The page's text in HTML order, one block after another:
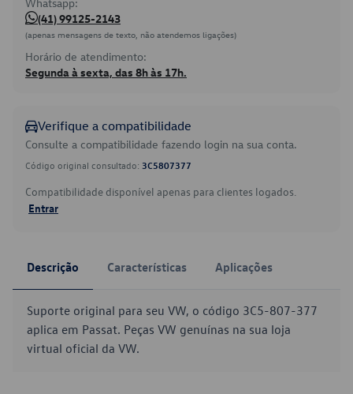
(41) 99125-2143
(apenas mensagens de texto, não atendemos ligações)
Horário de atendimento:
Segunda à sexta, das 8h às 17h.
Verifique a compatibilidade
Consulte a compatibilidade fazendo login na sua conta.
Código original consultado: 3C5807377
Compatibilidade disponível apenas para clientes logados.
Entrar
Descrição Características Aplicações
Suporte original para seu VW, o código 3C5-807-377
aplica em Passat. Peças VW genuínas na sua loja
virtual oficial da VW.